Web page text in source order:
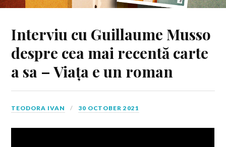
Interviu cu Guillaume Musso
despre cea mai recentă carte
a sa – Viața e un roman
TEODORA IVAN 30 OCTOBER 2021